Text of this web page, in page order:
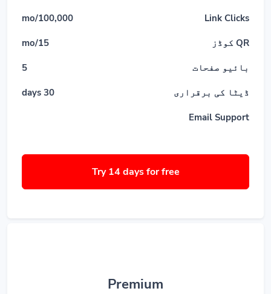
Link Clicks
100,000/mo
QR کوڈز 15/mo
بائیو صفحات 5
ڈیٹا کی برقراری 30 days
Email Support
Try 14 days for free
Premium